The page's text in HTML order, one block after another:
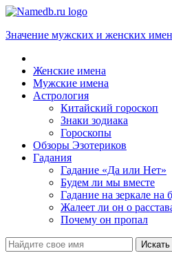
Значение мужских и женских имен
Женские имена
Мужские имена
Астрология
Китайский гороскоп
Знаки зодиака
Гороскопы
Обзоры Эзотериков
Гадания
Гадание «Да или Нет»
Будем ли мы вместе
Гадание на зеркале на
Жалеет ли он о
Почему он пропал